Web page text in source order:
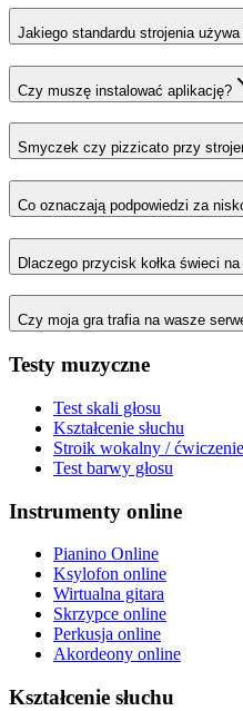
Jakiego standardu strojenia
Czy muszę instalować aplikację?
Smyczek czy pizzicato przy
Co oznaczają podpowiedzi za
Dlaczego przycisk kołka świeci
Czy moja gra trafia na wasze
Testy muzyczne
Test skali głosu
Kształcenie słuchu
Stroik wokalny /
Test barwy głosu
Instrumenty online
Pianino Online
Ksylofon online
Wirtualna gitara
Skrzypce online
Perkusja online
Akordeony online
Kształcenie słuchu